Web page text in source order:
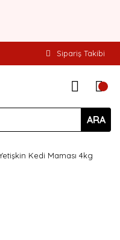
Sipariş Takibi
ARA